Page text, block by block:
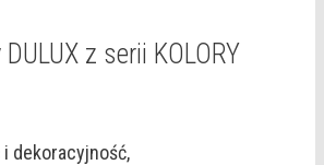
z serii KOLORY
dekoracyjność,